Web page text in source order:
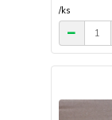
/ks